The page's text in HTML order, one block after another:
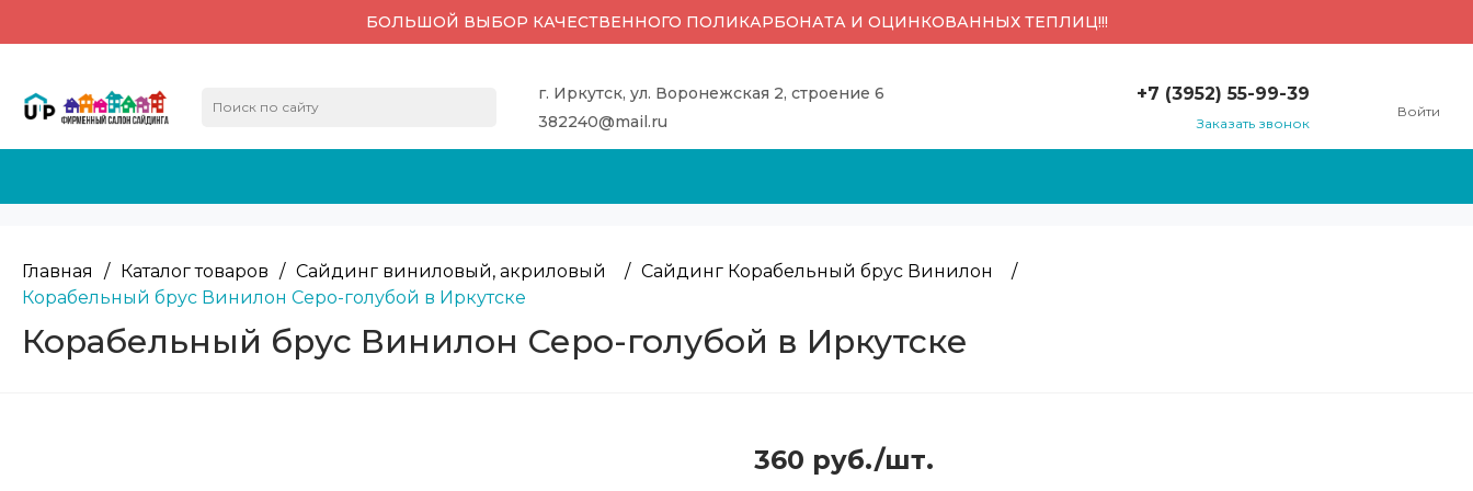
БОЛЬШОЙ ВЫБОР КАЧЕСТВЕННОГО ПОЛИКАРБОНАТА И ОЦИНКОВАННЫХ ТЕПЛИЦ!!!
г. Иркутск, ул. Воронежская 2, строение 6
382240@mail.ru
+7 (3952) 55-99-39
+7 (3952) 55-99-39
строение 6
Заказать звонок
Войти
Главная / Каталог товаров / Сайдинг виниловый, акриловый / Сайдинг Корабельный брус Винилон
/
Корабельный брус Винилон Серо-голубой в Иркутске
Корабельный брус Винилон Серо-голубой в Иркутске
360 руб./шт.